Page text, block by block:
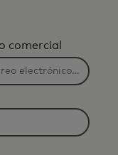
comercial